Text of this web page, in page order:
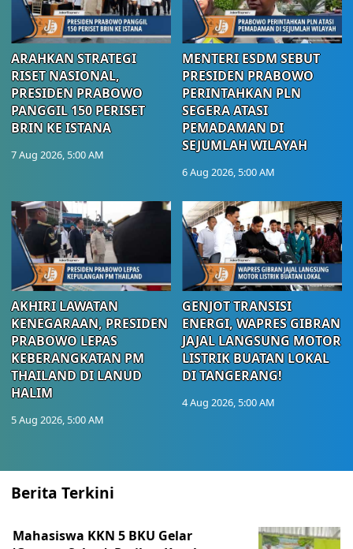
ARAHKAN STRATEGI
RISET NASIONAL,
PRESIDEN PRABOWO
PANGGIL 150 PERISET
BRIN KE ISTANA
7 Aug 2026, 5:00 AM
MENTERI ESDM SEBUT
PRESIDEN PRABOWO
PERINTAHKAN PLN
SEGERA ATASI
PEMADAMAN DI
SEJUMLAH WILAYAH
6 Aug 2026, 5:00 AM
AKHIRI LAWATAN
KENEGARAAN, PRESIDEN
PRABOWO LEPAS
KEBERANGKATAN PM
THAILAND DI LANUD
HALIM
5 Aug 2026, 5:00 AM
GENJOT TRANSISI
ENERGI, WAPRES GIBRAN
JAJAL LANGSUNG MOTOR
LISTRIK BUATAN LOKAL
DI TANGERANG!
4 Aug 2026, 5:00 AM
Berita Terkini
Mahasiswa KKN 5 BKU Gelar